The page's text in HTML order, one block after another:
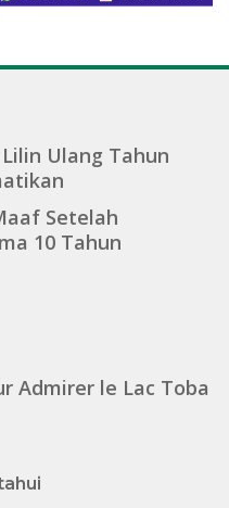
Ulang Tahun
Setelah
10 Tahun
Admirer le Lac Toba